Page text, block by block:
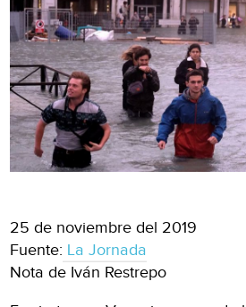
25 de noviembre del 2019
Fuente: La Jornada
Nota de Iván Restrepo